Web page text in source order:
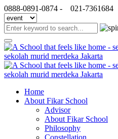
0888-0891-0874 - 021-7361684
Home
About Fikar School
Advisor
About Fikar School
Philosophy
Constellation